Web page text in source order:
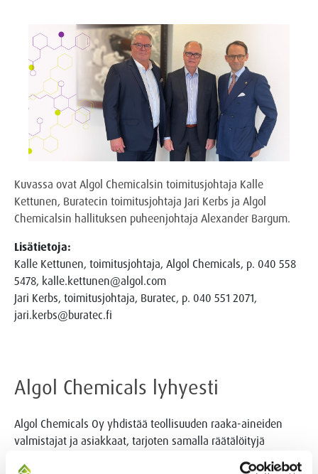
Kuvassa ovat Algol Chemicalsin toimitusjohtaja Kalle
Kettunen, Buratecin toimitusjohtaja Jari Kerbs ja Algol
Chemicalsin hallituksen puheenjohtaja Alexander Bargum.
Lisätietoja:
Kalle Kettunen, toimitusjohtaja, Algol Chemicals, p. 040 558
5478, kalle.kettunen@algol.com
Jari Kerbs, toimitusjohtaja, Buratec, p. 040 551 2071,
jari.kerbs@buratec.fi
Algol Chemicals lyhyesti
Algol Chemicals Oy yhdistää teollisuuden raaka-aineiden
valmistajat ja asiakkaat, tarjoten samalla räätälöityjä